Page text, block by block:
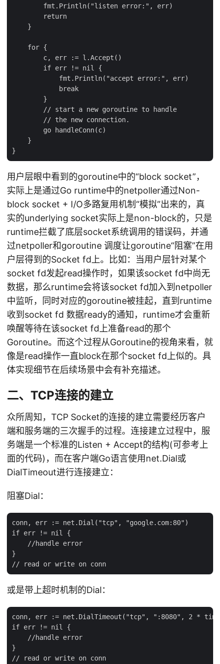
        fmt.Println("listen error:", err)
        return
    }
    for {
        c, err := l.Accept()
        if err != nil {
            fmt.Println("accept error:", err)
            break
        }
        // start a new goroutine to handle
        // the new connection.
        go handleConn(c)
    }
用户层眼中看到的goroutine中的“block socket”，
实际上是通过Go runtime中的netpoller通过Non-
block socket + I/O多路复用机制“模拟”出来的，真
实的underlying socket实际上是non-block的，只是
runtime拦截了底层socket系统调用的错误码，并通
过netpoller和goroutine 调度让goroutine“阻塞”在用
户层得到的Socket fd上。比如：当用户层针对某个
socket fd发起read操作时，如果该socket fd中尚无
数据，那么runtime会将该socket fd加入到netpoller
中监听，同时对应的goroutine被挂起，直到runtime
收到socket fd 数据ready的通知，runtime才会重新
唤醒等待在该socket fd上准备read的那个
Goroutine。而这个过程从Goroutine的视角来看，就
像是read操作一直block在那个socket fd上似的。具
体实现细节在后续场景中会有补充描述。
二、TCP连接的建立
众所周知，TCP Socket的连接的建立需要经历客户
端和服务端的三次握手的过程。连接建立过程中，服
务端是一个标准的Listen + Accept的结构(可参考上
面的代码)，而在客户端Go语言使用net.Dial或
DialTimeout进行连接建立：
阻塞Dial：
conn, err := net.Dial("tcp", "google.com:80")
if err != nil {
    //handle error
}
或是带上超时机制的Dial：
conn, err := net.DialTimeout("tcp", ":8080", 2 *
if err != nil {
    //handle error
}